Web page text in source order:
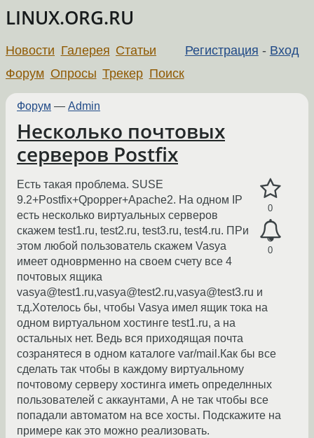
LINUX.ORG.RU
Регистрация - Вход
Новости Галерея Статьи
Форум Опросы Трекер Поиск
Форум — Admin
Несколько почтовых
серверов Postfix
0
0
Есть такая проблема. SUSE
9.2+Postfix+Qpopper+Apache2. На одном IP
есть несколько виртуальных серверов
скажем test1.ru, test2.ru, test3.ru, test4.ru. ПРи
этом любой пользователь скажем Vasya
имеет одноврменно на своем счету все 4
почтовых ящика
vasya@test1.ru,vasya@test2.ru,vasya@test3.ru и
т.д.Хотелось бы, чтобы Vasya имел ящик тока на
одном виртуальном хостинге test1.ru, а на
остальных нет. Ведь вся приходящая почта
созранятеся в одном каталоге var/mail.Как бы все
сделать так чтобы в каждому виртуальному
почтовому серверу хостинга иметь определнных
пользователей с аккаунтами, А не так чтобы все
попадали автоматом на все хосты. Подскажите на
примере как это можно реализовать.